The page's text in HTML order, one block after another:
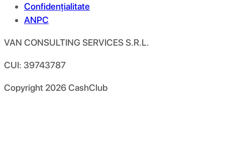
Confidențialitate
ANPC
VAN CONSULTING SERVICES S.R.L.
CUI: 39743787
Copyright 2026CashClub